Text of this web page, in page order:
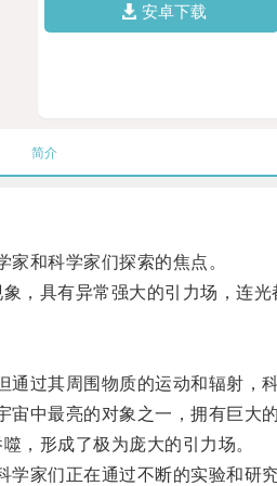
安卓下载
简介
和科学家们探索的焦点。
具有异常强大的引力场，连光
过其周围物质的运动和辐射，科
中最亮的对象之一，拥有巨大的
形成了极为庞大的引力场。
家们正在通过不断的实验和研究